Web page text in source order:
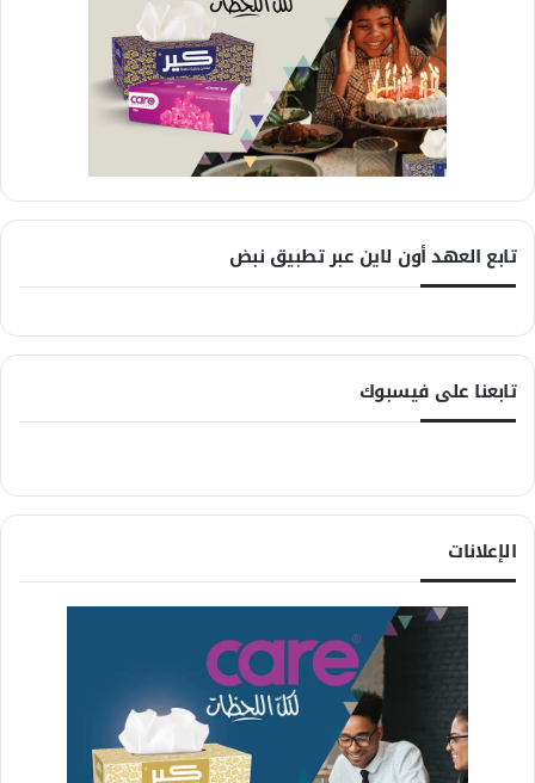
تابع العهد أون لاين عبر تطبيق نبض
تابعنا على فيسبوك
الإعلانات